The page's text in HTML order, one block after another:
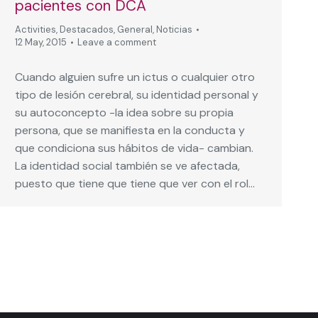
pacientes con DCA
Activities, Destacados, General, Noticias
12 May, 2015
Leave a comment
Cuando alguien sufre un ictus o cualquier otro
tipo de lesión cerebral, su identidad personal y
su autoconcepto -la idea sobre su propia
persona, que se manifiesta en la conducta y
que condiciona sus hábitos de vida- cambian.
La identidad social también se ve afectada,
puesto que tiene que tiene que ver con el rol…